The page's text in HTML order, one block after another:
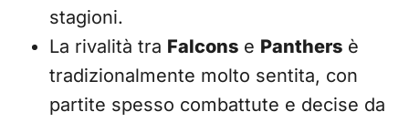
stagioni.
La rivalità tra Falcons e Panthers è
tradizionalmente molto sentita, con
partite spesso combattute e decise da